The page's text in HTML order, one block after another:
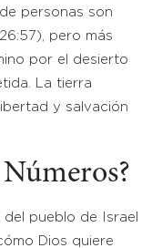
personas son
26:57), pero más
por el desierto
La tierra
y salvación
pueblo de Israel
Dios quiere